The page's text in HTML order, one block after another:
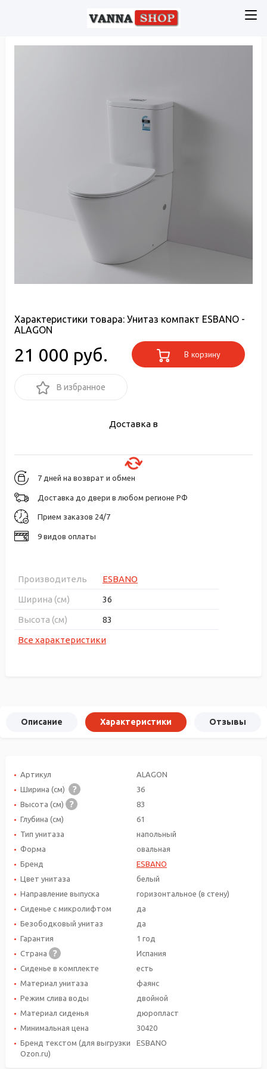
Характеристики товара: Унитаз компакт ESBANO -
ALAGON
21 000 руб. В корзину
В избранное
Доставка в
7 дней на возврат и обмен
Доставка до двери в любом регионе РФ
Прием заказов 24/7
9 видов оплаты
Производитель
ESBANO
Ширина (см)
36
Высота (см)
83
Все характеристики
Описание Характеристики Отзывы
Артикул
ALAGON
Ширина (см)
36
Высота (см)
83
Глубина (см)
61
Тип унитаза
напольный
Форма
овальная
Бренд
ESBANO
Цвет унитаза
белый
Направление выпуска
горизонтальное (в стену)
Сиденье с микролифтом
да
Безободковый унитаз
да
Гарантия
1 год
Страна
Испания
Сиденье в комплекте
есть
Материал унитаза
фаянс
Режим слива воды
двойной
Материал сиденья
дюропласт
Минимальная цена
30420
Бренд текстом (для выгрузки
Ozon.ru)
ESBANO